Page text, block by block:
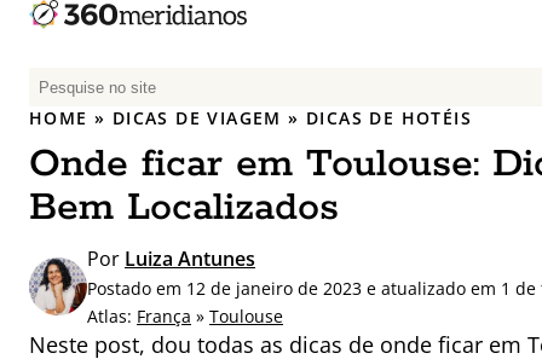
P
e
q
u
i
a
r
p
HOME » DICAS DE VIAGEM » DICAS DE HOTÉIS
Onde ficar em Toulouse:
Bem Localizados
Por Luiza Antunes
Postado em 12 de janeiro de 2023 e atualizado em 1
Atlas: França » Toulouse
Neste post, dou todas as dicas de onde ficar em